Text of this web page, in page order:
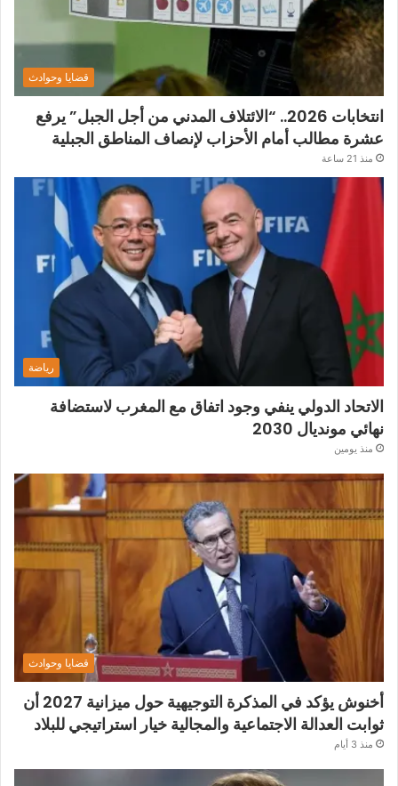
قضايا وحوادث
انتخابات 2026.. “الائتلاف المدني من أجل الجبل” يرفع
عشرة مطالب أمام الأحزاب لإنصاف المناطق الجبلية
منذ 21 ساعة
رياضة
الاتحاد الدولي ينفي وجود اتفاق مع المغرب لاستضافة
نهائي مونديال 2030
منذ يومين
قضايا وحوادث
أخنوش يؤكد في المذكرة التوجيهية حول ميزانية 2027 أن
ثوابت العدالة الاجتماعية والمجالية خيار استراتيجي للبلاد
منذ 3 أيام